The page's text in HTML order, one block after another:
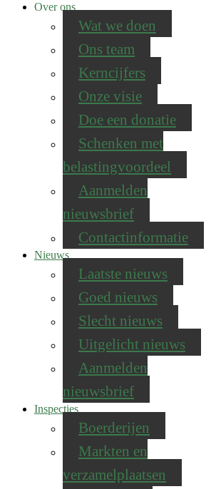
Over ons
Wat we doen
Ons team
Kerncijfers
Onze visie
Doe een donatie
Schenken met
belastingvoordeel
Aanmelden
nieuwsbrief
Contactinformatie
Nieuws
Laatste nieuws
Goed nieuws
Slecht nieuws
Uitgelicht nieuws
Aanmelden
nieuwsbrief
Inspecties
Boerderijen
Markten en
verzamelplaatsen